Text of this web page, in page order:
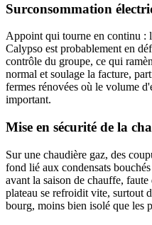
Surconsommation
Appoint qui tourne en continu :
Calypso est probablement en
contrôle du groupe, ce qui
normal et soulage la facture,
fermes rénovées où le volume
important.
Mise en sécurité de la
Sur une chaudière gaz, des
fond lié aux condensats
avant la saison de chauffe,
plateau se refroidit vite, surtout
bourg, moins bien isolé que les